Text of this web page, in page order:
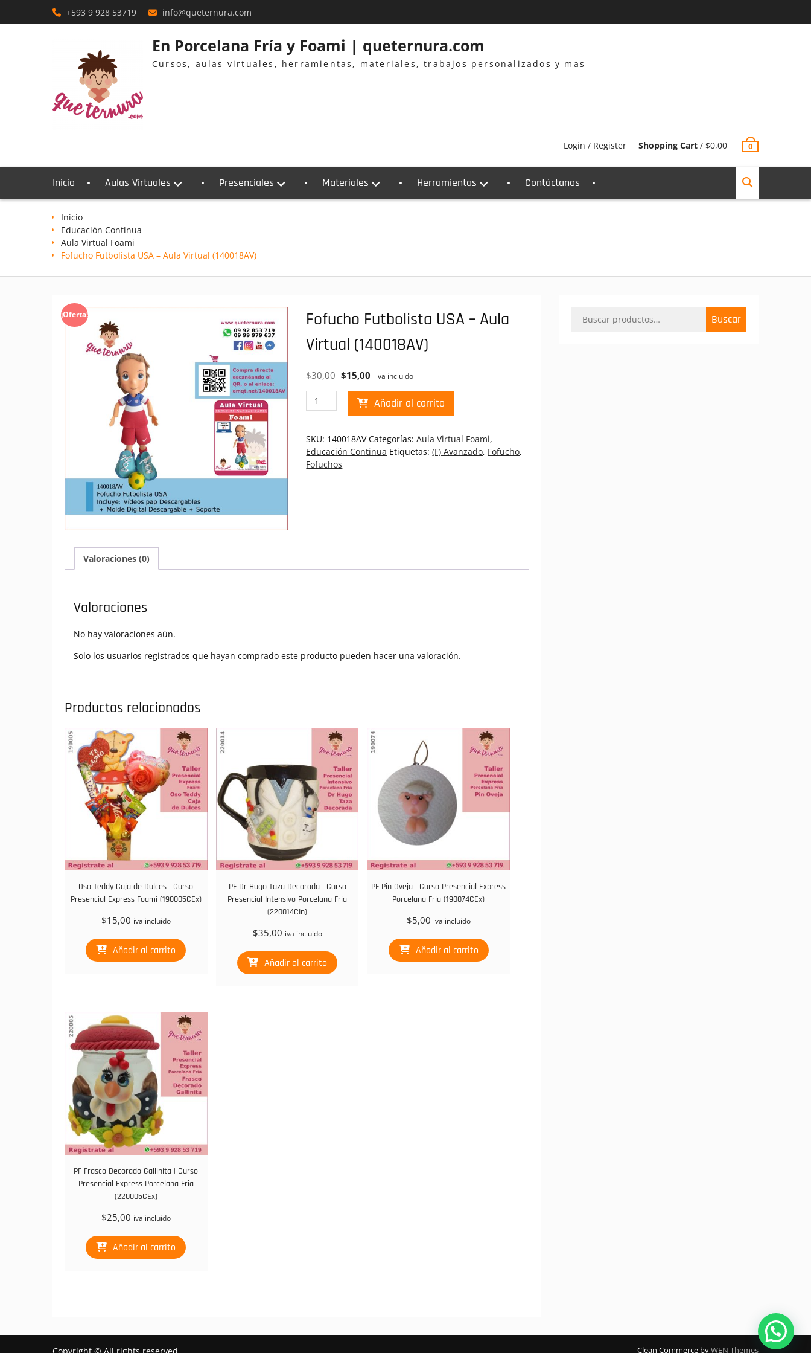
+593 9 928 53719 info@queternura.com
En Porcelana Fría y Foami | queternura.com
Cursos, aulas virtuales, herramientas, materiales, trabajos personalizados y mas
Login / Register Shopping Cart / $0,00 0
Inicio Aulas Virtuales Presenciales Materiales Herramientas Contáctanos
Inicio
Educación Continua
Aula Virtual Foami
Fofucho Futbolista USA – Aula Virtual (140018AV)
¡Oferta!
Fofucho Futbolista USA – Aula
Virtual (140018AV)
$30,00 El
precio
original
era:
$15,00 El
precio
actual
es:
iva incluido
Fofucho
Futbolista
-
Aula
Virtual
(140018AV)
Añadir al carrito
SKU: 140018AV Categorías:Aula Virtual Foami,
Educación Continua Etiquetas:(F) Avanzado, Fofucho,
Fofuchos
Valoraciones (0)
Valoraciones
No hay valoraciones aún.
Solo los usuarios registrados que hayan comprado este producto pueden hacer una valoración.
Productos relacionados
Oso Teddy Caja de Dulces | Curso
Presencial Express Foami (190005CEx)
$15,00 iva incluido
Añadir al carrito
PF Dr Hugo Taza Decorada | Curso
Presencial Intensivo Porcelana Fria
(220014CIn)
$35,00 iva incluido
Añadir al carrito
PF Pin Oveja | Curso Presencial Express
Porcelana Fria (190074CEx)
$5,00 iva incluido
Añadir al carrito
PF Frasco Decorado Gallinita | Curso
Presencial Express Porcelana Fria
(220005CEx)
$25,00 iva incluido
Añadir al carrito
por:
Buscar
Clean Commerce byWEN Themes